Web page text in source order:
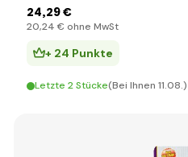
24,29 €
20,24 € ohne MwSt
+ 24 Punkte
Letzte 2 Stücke(Bei Ihnen 11.08.)